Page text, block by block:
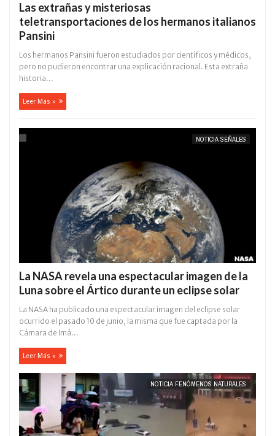
Las extrañas y misteriosas
teletransportaciones de los hermanos italianos
Pansini
Los hermanos Pansini fueron estudiados por científicos y médicos,
pero no pudieron encontrar una explicación racional. Esta extraña
historia...
Leer Más »
NOTICIA SEÑALES
La NASA revela una espectacular imagen de la
Luna sobre el Ártico durante un eclipse solar
La NASA ha publicado una espectacular imagen del eclipse solar
ocurrido el pasado 10 de junio, la misma que fue captada por la
Cámara de Imá...
Leer Más »
NOTICIA FENÓMENOS NATURALES